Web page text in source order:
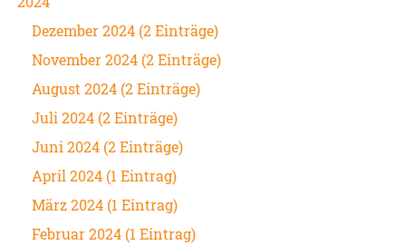
Dezember 2024 (2 Einträge)
November 2024 (2 Einträge)
August 2024 (2 Einträge)
Juli 2024 (2 Einträge)
Juni 2024 (2 Einträge)
April 2024 (1 Eintrag)
März 2024 (1 Eintrag)
Februar 2024 (1 Eintrag)